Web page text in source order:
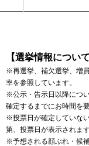
【選挙情報について
※再選挙、補欠選挙、増
率を参照しています。
※公示・告示日以降につ
確定するまでにお時間を
※投票日が確定していな
第、投票日が表示されま
※予想される顔ぶれ・候